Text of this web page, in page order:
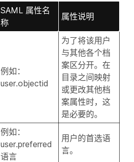
SAML 属性名
称
属性说明
例如：
user.objectid
为了将该用户
与其他各个档
案区分开。在
目录之间映射
或更改其他档
案属性时，这
是必要的。
例如：
user.preferred
语言
用户的首选语
言。